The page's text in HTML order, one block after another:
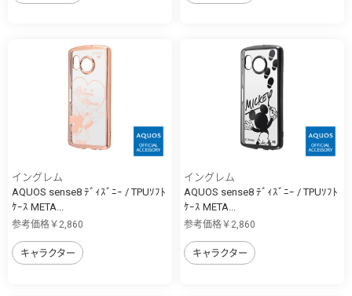
イングレム
AQUOS sense8 ﾃﾞｨｽﾞﾆｰ / TPUｿﾌﾄ
ｹｰｽ META...
参考価格￥2,860
キャラクター
イングレム
AQUOS sense8 ﾃﾞｨｽﾞﾆｰ / TPUｿﾌﾄ
ｹｰｽ META...
参考価格￥2,860
キャラクター